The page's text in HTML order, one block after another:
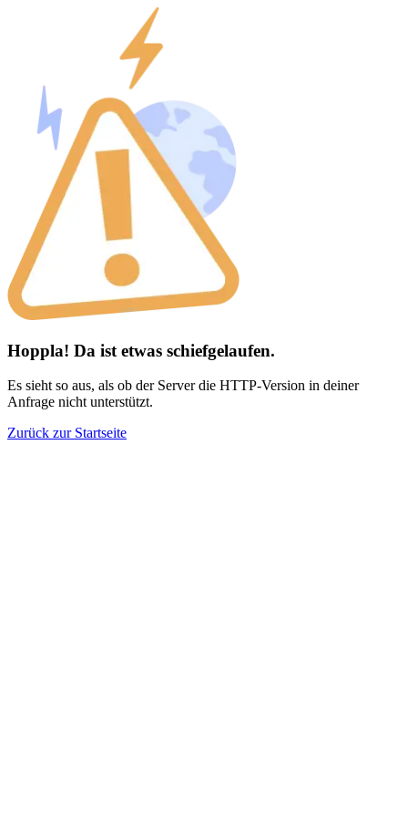
Hoppla! Da ist etwas schiefgelaufen.
Es sieht so aus, als ob der Server die HTTP-Version in deiner
Anfrage nicht unterstützt.
Zurück zur Startseite